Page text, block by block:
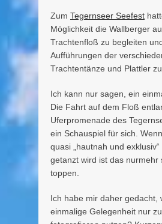
Zum Tegernseer Seefest
Möglichkeit die Wallberger
Trachtenfloß zu begleiten
Aufführungen der
Trachtentänze und Plattler
Ich kann nur sagen, ein
Die Fahrt auf dem Floß
Uferpromenade des
ein Schauspiel für sich.
quasi „hautnah und
getanzt wird ist das nurmehr
toppen.
Ich habe mir daher gedacht,
einmalige Gelegenheit nur